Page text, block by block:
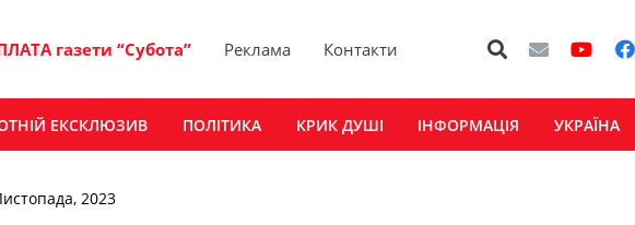
газети “Субота” Реклама Контакти
ЕКСКЛЮЗИВ ПОЛІТИКА КРИК ДУШІ ІНФОРМАЦІЯ УКРАЇНА
2023